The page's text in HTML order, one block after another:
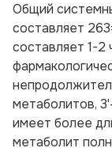
Общий
составляет
составляет 1-2
метаболитов,
имеет более
метаболит